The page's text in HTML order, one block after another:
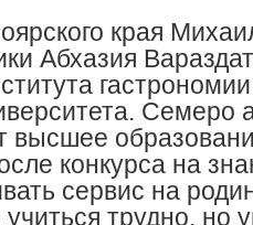
края
Абхазия
Семеро
высшее
конкурса на
сервис на
учиться трудно, но